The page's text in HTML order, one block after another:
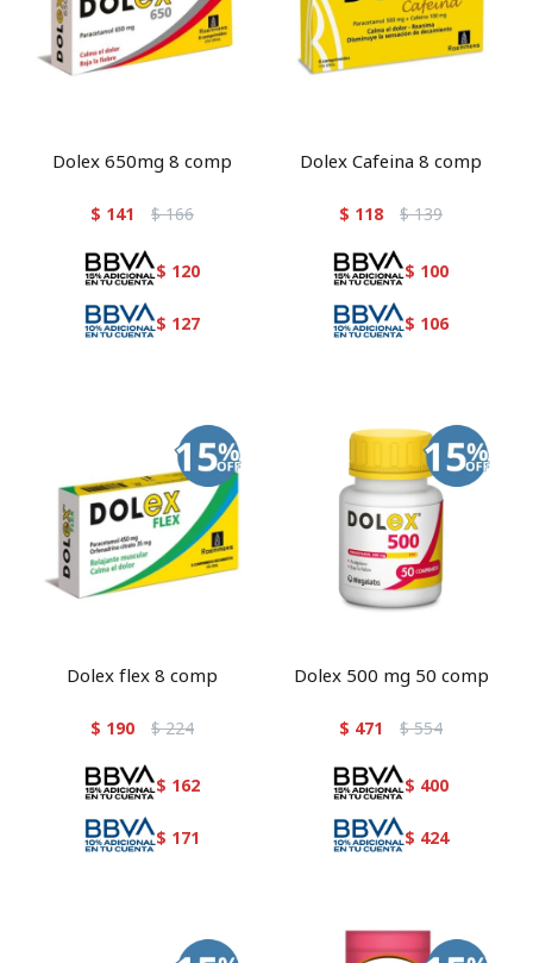
Dolex 650mg 8 comp
$ 141 $ 166
$ 120
$ 127
Dolex Cafeina 8 comp
$ 118 $ 139
$ 100
$ 106
Dolex flex 8 comp
$ 190 $ 224
$ 162
$ 171
Dolex 500 mg 50 comp
$ 471 $ 554
$ 400
$ 424